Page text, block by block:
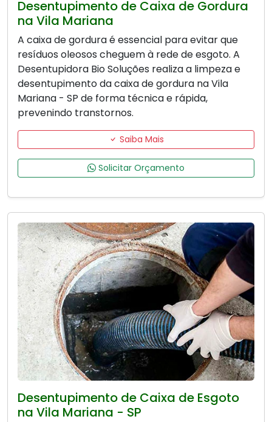
Desentupimento de Caixa de Gordura
na Vila Mariana
A caixa de gordura é essencial para evitar que
resíduos oleosos cheguem à rede de esgoto. A
Desentupidora Bio Soluções realiza a limpeza e
desentupimento da caixa de gordura na Vila
Mariana - SP de forma técnica e rápida,
prevenindo transtornos.
Saiba Mais
Solicitar Orçamento
Desentupimento de Caixa de Esgoto
na Vila Mariana - SP